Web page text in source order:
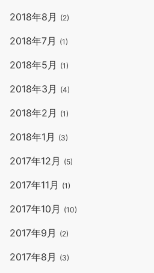
2018年8月 (2)
2018年7月 (1)
2018年5月 (1)
2018年3月 (4)
2018年2月 (1)
2018年1月 (3)
2017年12月 (5)
2017年11月 (1)
2017年10月 (10)
2017年9月 (2)
2017年8月 (3)